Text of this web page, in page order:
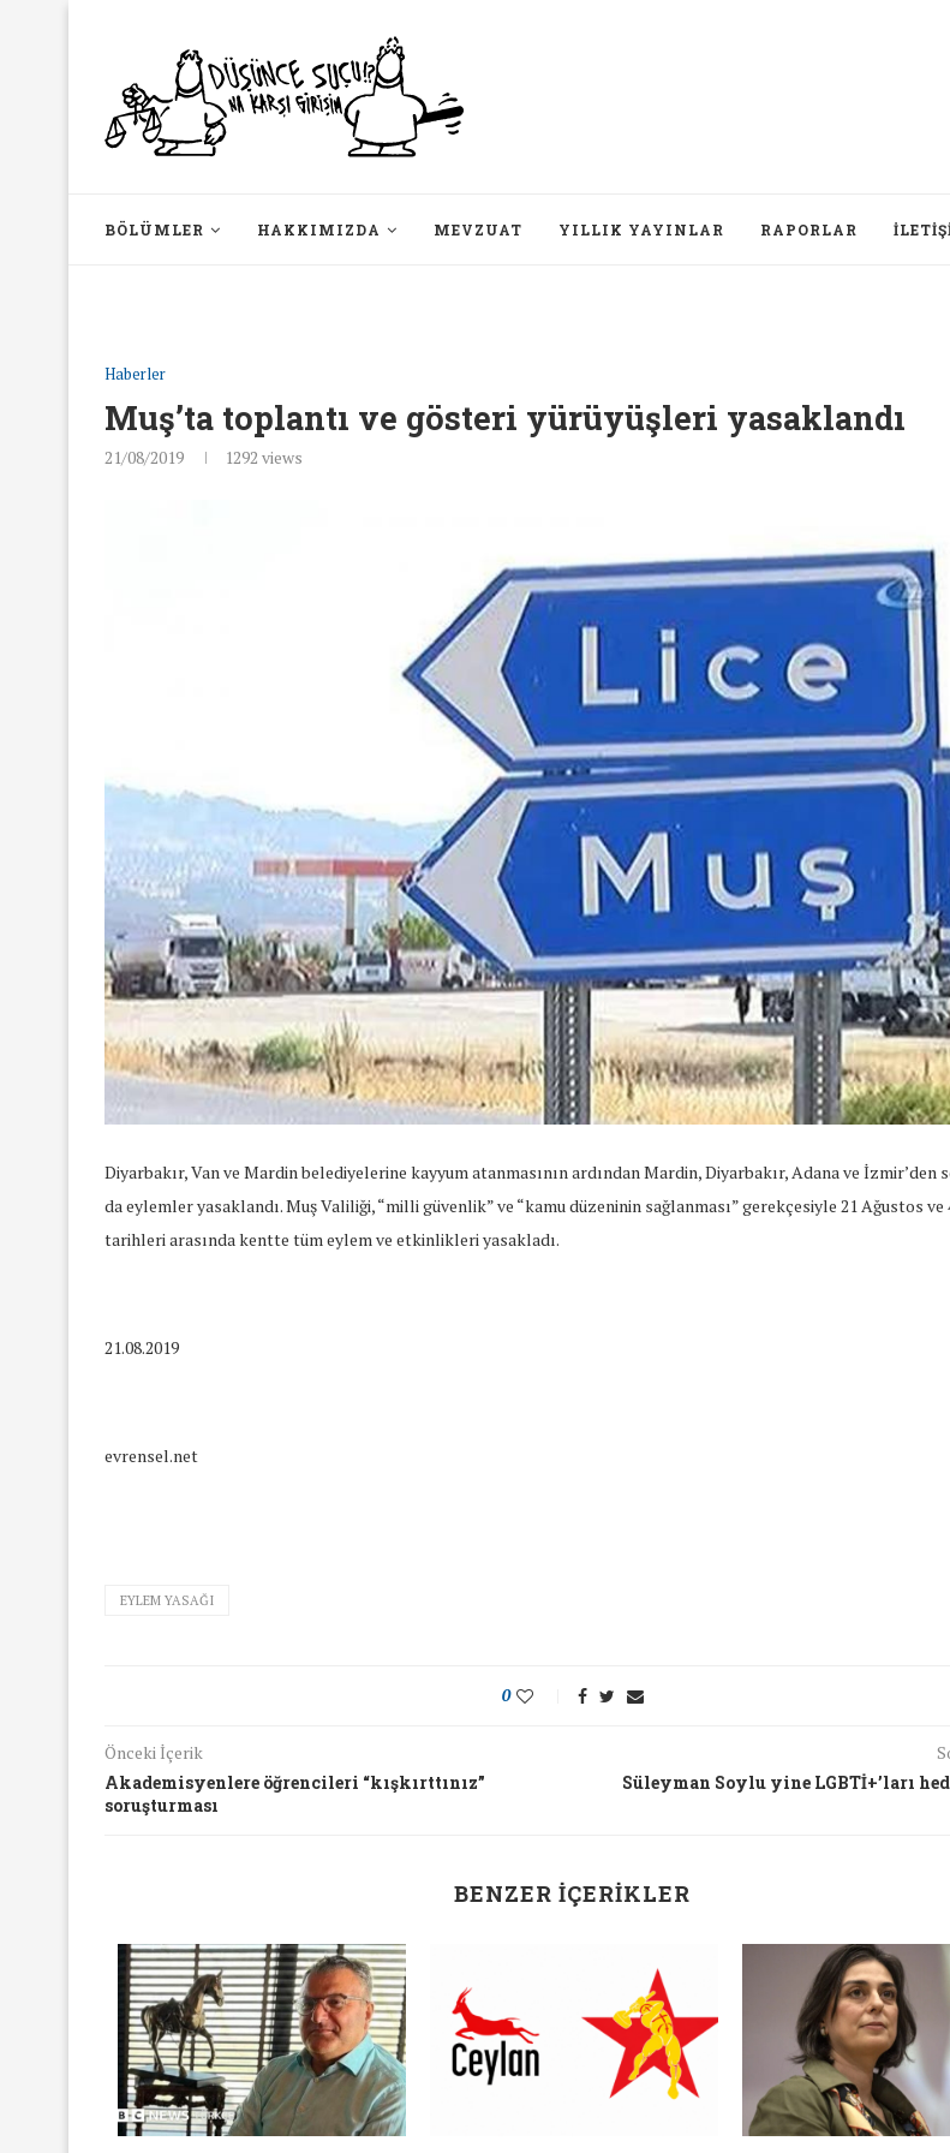
BÖLÜMLER HAKKIMIZDA MEVZUAT YILLIK YAYINLAR RAPORLAR
Haberler
Muş’ta toplantı ve gösteri yürüyüşleri yasaklandı
21/08/2019 1292 views
Diyarbakır, Van ve Mardin belediyelerine kayyum atanmasının ardından Mardin, Diyarbakır, Adana ve İzmir’den
da eylemler yasaklandı. Muş Valiliği, “milli güvenlik” ve “kamu düzeninin sağlanması” gerekçesiyle 21 Ağustos ve
tarihleri arasında kentte tüm eylem ve etkinlikleri yasakladı.
21.08.2019
evrensel.net
EYLEM YASAĞI
0
Önceki İçerik
Akademisyenlere öğrencileri “kışkırttınız”
soruşturması
Süleyman Soylu yine LGBTİ+’ları
BENZER İÇERIKLER
Konuştuk